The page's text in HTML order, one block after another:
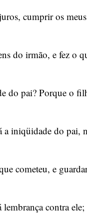
cumprir os
do irmão, e fez o
do pai? Porque o
a iniqüidade do
cometeu, e
lembrança contra